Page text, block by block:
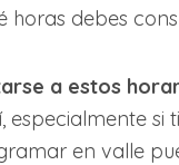
horas debes
a estos
especialmente
en valle